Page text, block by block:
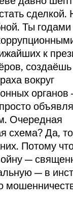
сделкой.
Ты годами
к
создаёшь
вокруг
органов
Очередная
схема? Да,
Потому
—
— в